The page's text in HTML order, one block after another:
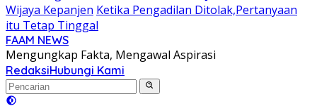
Wijaya Kepanjen Ketika Pengadilan Ditolak,Pertanyaan
itu Tetap Tinggal
FAAM NEWS
Mengungkap Fakta, Mengawal Aspirasi
RedaksiHubungi Kami